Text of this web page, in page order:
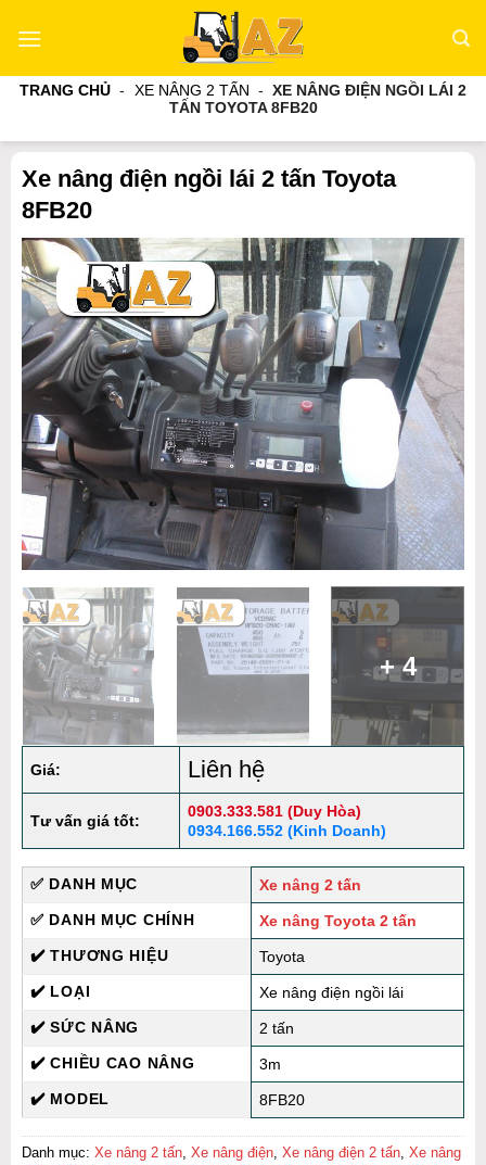
qua
dungTRANG CHỦ - XE NÂNG 2 TẤN - XE NÂNG ĐIỆN NGỒI LÁI 2
TẤN TOYOTA 8FB20
Xe nâng điện ngồi lái 2 tấn Toyota
8FB20
+ 4
Giá: Liên hệ
Tư vấn giá tốt:
0903.333.581 (Duy Hòa)
0934.166.552 (Kinh Doanh)
✅ DANH MỤC
Xe nâng 2 tấn
✅ DANH MỤC CHÍNH
Xe nâng Toyota 2 tấn
✔️ THƯƠNG HIỆU
Toyota
✔️ LOẠI
Xe nâng điện ngồi lái
✔️ SỨC NÂNG
2 tấn
✔️ CHIỀU CAO NÂNG
3m
✔️ MODEL
8FB20
Danh mục: Xe nâng 2 tấn, Xe nâng điện, Xe nâng điện 2 tấn, Xe nâng